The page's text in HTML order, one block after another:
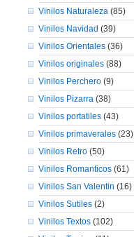
Vinilos Naturaleza(85)
Vinilos Navidad (39)
Vinilos Orientales(36)
Vinilos originales(88)
Vinilos Perchero(9)
Vinilos Pizarra(38)
Vinilos portatiles(43)
Vinilos primaverales(23)
Vinilos Retro(50)
Vinilos Romanticos(61)
Vinilos San Valentin (16)
Vinilos Sutiles(2)
Vinilos Textos(102)